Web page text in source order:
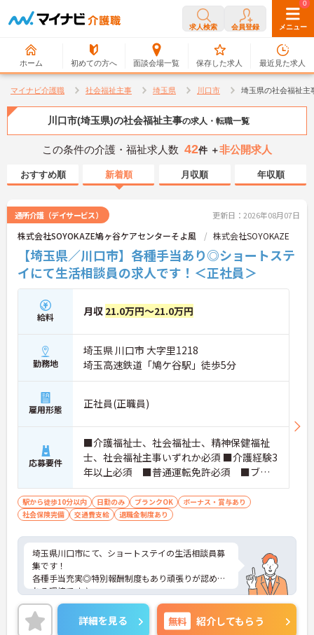
求人検索 会員登録 メニュー
ホーム 初めての方へ 面談会場一覧
0
保存した求人
0
最近見た求人
マイナビ介護職 社会福祉主事 埼玉県 川口市 埼玉県の社会福祉主
川口市(埼玉県)の社会福祉主事の求人・転職一覧
この条件の介護・福祉求人数 42件 ＋非公開求人
おすすめ順 新着順 月収順 年収順
通所介護（デイサービス） 更新日：2026年08月07日
株式会社SOYOKAZE鳩ヶ谷ケアセンターそよ風 株式会社SOYOKAZE
【埼玉県／川口市】各種手当あり◎ショートステ
イにて生活相談員の求人です！＜正社員＞
給料 月収 21.0万円～21.0万円
勤務地
埼玉県 川口市 大字里1218
埼玉高速鉄道「鳩ケ谷駅」徒歩5分
雇用形態 正社員(正職員)
応募要件
■介護福祉士、社会福祉士、精神保健福祉
士、社会福祉主事いずれか必須 ■介護経験3
年以上必須 ■普通運転免許必須 ■ブラ
ンク可能
駅から徒歩10分以内 日勤のみ ブランクOK
ボーナス・賞与あり
社会保険完備
交通費支給 退職金制度あり
埼玉県川口市にて、ショートステイの生活相談員募
集です！
各種手当充実◎特別報酬制度もあり頑張りが認めら
れる環境です♪
ご興味のある方には、面接対策ポイントなどさらに
詳細をお話いたしますので、お気軽にご相談くださ
い。
詳細を見る 無料 紹介してもらう